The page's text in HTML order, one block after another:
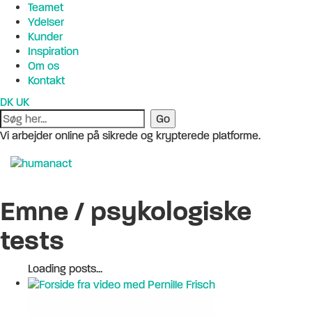
Teamet
Ydelser
Kunder
Inspiration
Om os
Kontakt
DK UK
Vi arbejder online på sikrede og krypterede platforme.
Emne / psykologiske
tests
Loading posts...